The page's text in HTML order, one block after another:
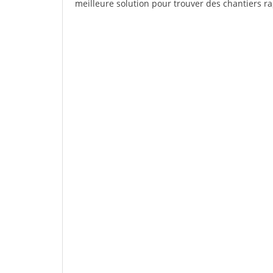
meilleure solution pour trouver des chantiers